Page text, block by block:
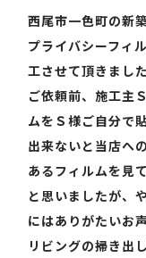
西尾市一色町の新
プライバシーフィ
工させて頂きました
ご依頼前、施工主
ムをＳ様ご自分で
出来ないと当店へ
あるフィルムを見
と思いましたが、
にはありがたいお
リビングの掃き出